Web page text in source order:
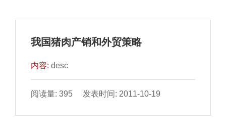
我国猪肉产销和外贸策略
内容:desc
阅读量: 395 发表时间: 2011-10-19